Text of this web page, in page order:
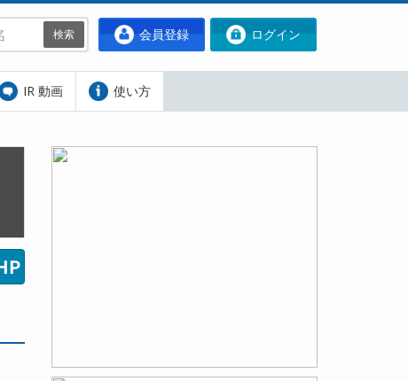
会員登録 ログイン
検索
IR 動画 使い方